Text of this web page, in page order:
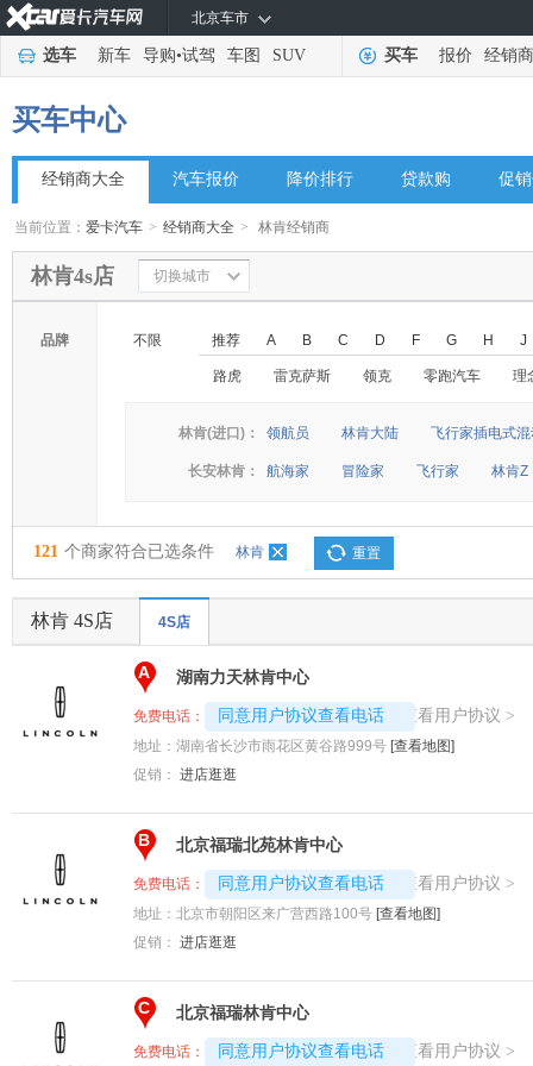
北京车市
选车 新车 导购•试驾 车图 SUV 买车 报价 经销商
买车中心
经销商大全 汽车报价 降价排行 贷款购 促
当前位置：爱卡汽车 > 经销商大全 > 林肯经销商
林肯4s店 切换城市
品牌 不限 推荐 A B C D F G H J
路虎 雷克萨斯 领克 零跑汽车 理
林肯(进口)： 领航员 林肯大陆 飞行家插电式
长安林肯： 航海家 冒险家 飞行家 林肯Z
121 个商家符合已选条件 林肯 重置
林肯 4S店 4S店
A 湖南力天林肯中心
免费电话： 同意用户协议查看电话
4008194313-2495 查看用户协议 >
地址： 湖南省长沙市雨花区黄谷路999号 [查看地图]
促销： 进店逛逛
B 北京福瑞北苑林肯中心
免费电话： 同意用户协议查看电话
4008194313-5951 查看用户协议 >
地址： 北京市朝阳区来广营西路100号 [查看地图]
促销： 进店逛逛
C 北京福瑞林肯中心
免费电话： 同意用户协议查看电话
4008194313-2088 查看用户协议 >